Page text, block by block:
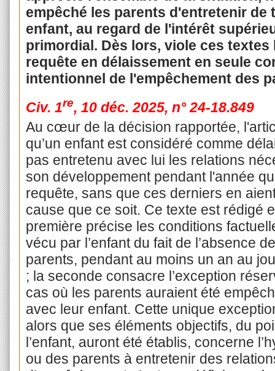
empêché les parents d'entretenir de
enfant, au regard de l'intérêt
primordial. Dès lors, viole ces
requête en délaissement en seule
intentionnel de l'empêchement des
Civ. 1re, 10 déc. 2025, n° 24-18.849
Au cœur de la décision rapportée,
qu’un enfant est considéré comme
pas entretenu avec lui les relations
son développement pendant l'année
requête, sans que ces derniers en
cause que ce soit. Ce texte est rédigé
première précise les conditions
vécu par l’enfant du fait de l’absence
parents, pendant au moins un an au
; la seconde consacre l’exception
cas où les parents auraient été
avec leur enfant. Cette unique
alors que ses éléments objectifs, du
l’enfant, auront été établis, concerne
ou des parents à entretenir des